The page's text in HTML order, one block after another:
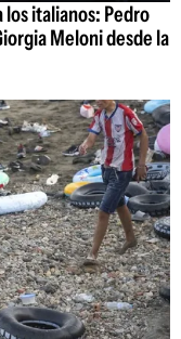
los italianos: Pedro
Meloni desde la